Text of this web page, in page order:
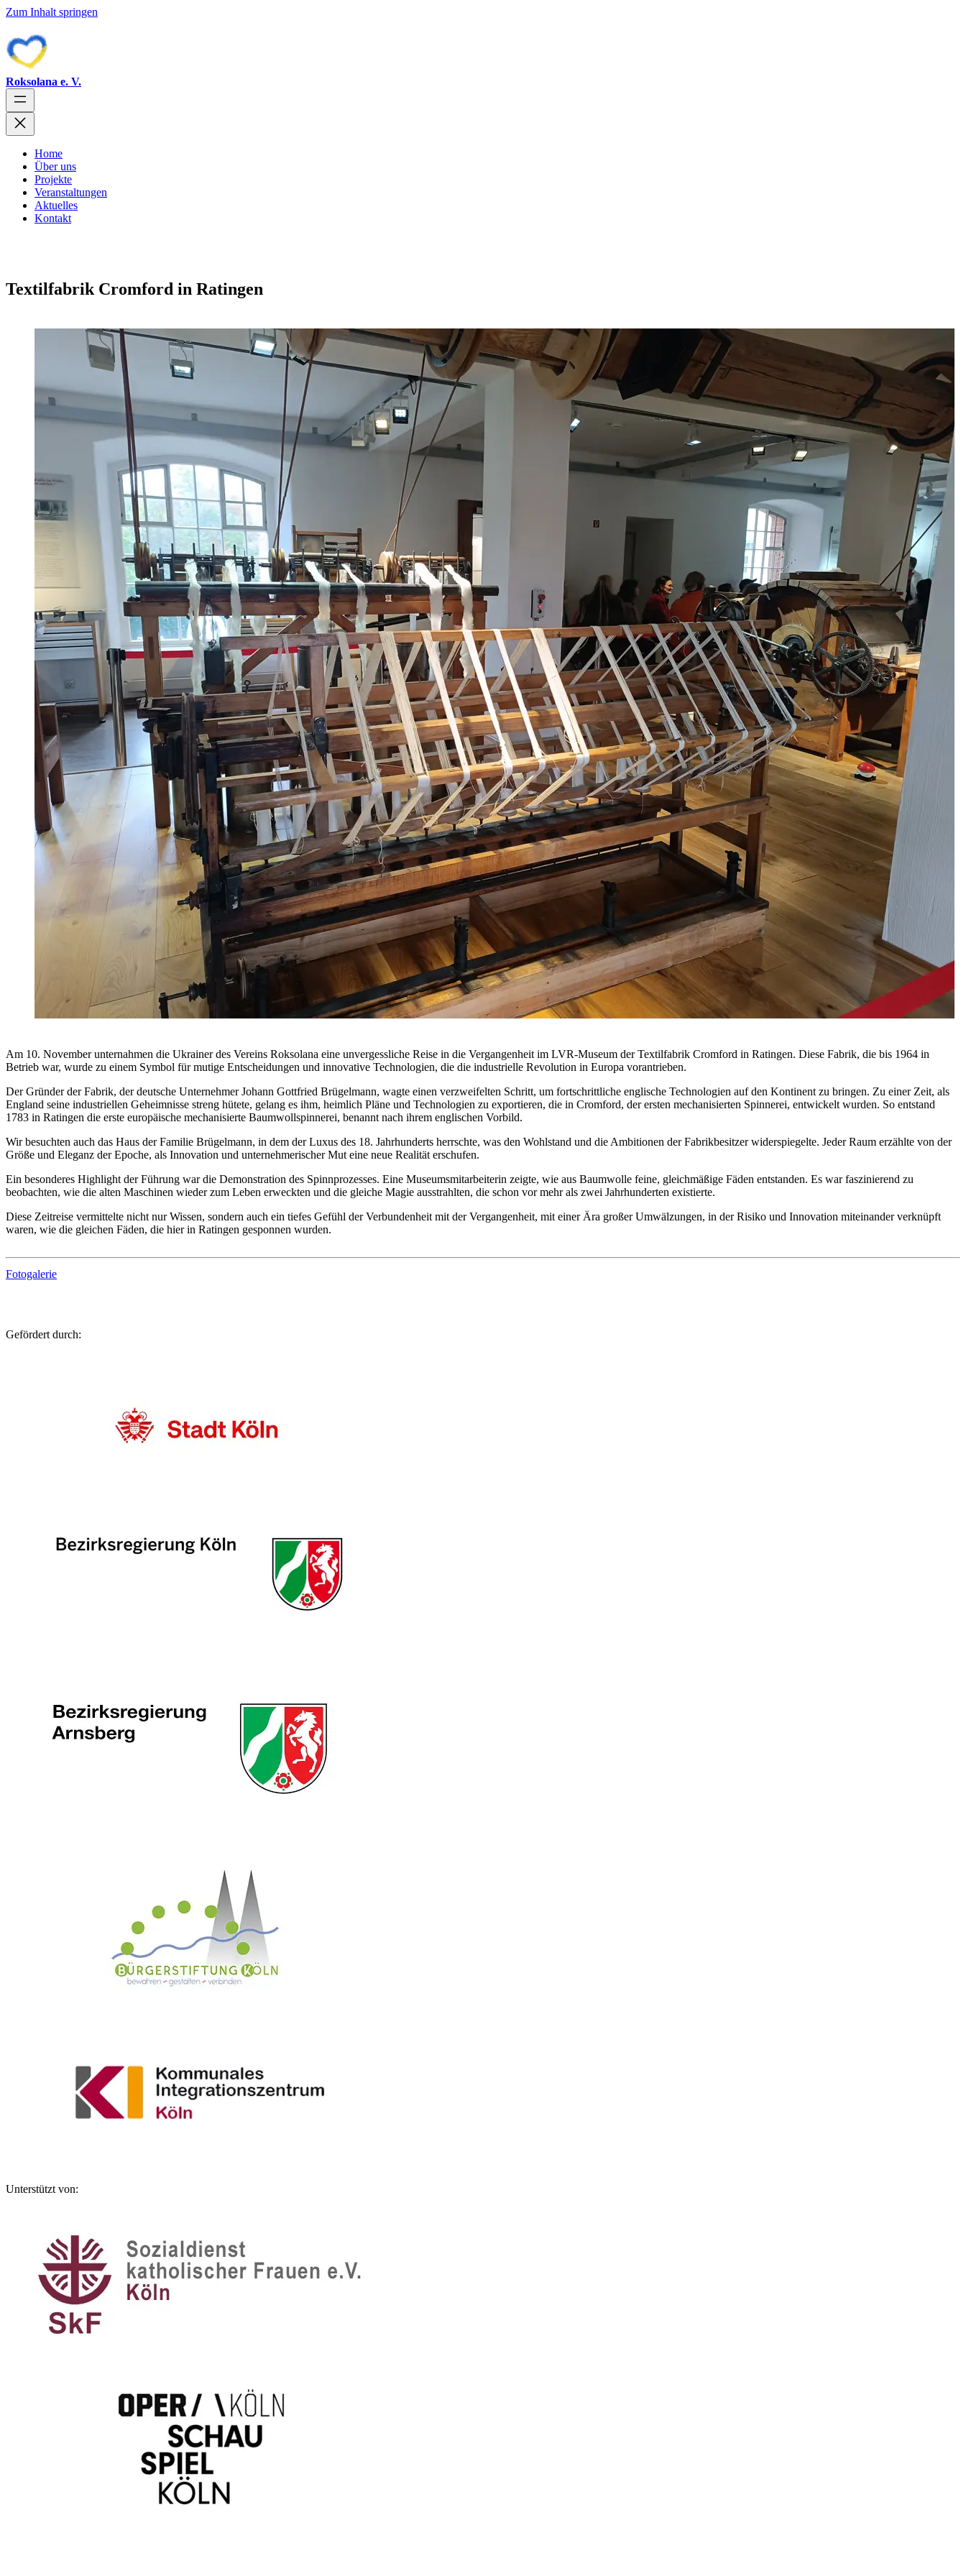
Zum Inhalt springen
Roksolana e. V.
Home
Über uns
Projekte
Veranstaltungen
Aktuelles
Kontakt
Textilfabrik Cromford in Ratingen
Am 10. November unternahmen die Ukrainer des Vereins Roksolana eine unvergessliche Reise in die Vergangenheit im LVR-Museum der Textilfabrik Cromford in Ratingen. Diese Fabrik, die bis 1964 in
Betrieb war, wurde zu einem Symbol für mutige Entscheidungen und innovative Technologien, die die industrielle Revolution in Europa vorantrieben.
Der Gründer der Fabrik, der deutsche Unternehmer Johann Gottfried Brügelmann, wagte einen verzweifelten Schritt, um fortschrittliche englische Technologien auf den Kontinent zu bringen. Zu einer Zeit, als
England seine industriellen Geheimnisse streng hütete, gelang es ihm, heimlich Pläne und Technologien zu exportieren, die in Cromford, der ersten mechanisierten Spinnerei, entwickelt wurden. So entstand
1783 in Ratingen die erste europäische mechanisierte Baumwollspinnerei, benannt nach ihrem englischen Vorbild.
Wir besuchten auch das Haus der Familie Brügelmann, in dem der Luxus des 18. Jahrhunderts herrschte, was den Wohlstand und die Ambitionen der Fabrikbesitzer widerspiegelte. Jeder Raum erzählte von der
Größe und Eleganz der Epoche, als Innovation und unternehmerischer Mut eine neue Realität erschufen.
Ein besonderes Highlight der Führung war die Demonstration des Spinnprozesses. Eine Museumsmitarbeiterin zeigte, wie aus Baumwolle feine, gleichmäßige Fäden entstanden. Es war faszinierend zu
beobachten, wie die alten Maschinen wieder zum Leben erweckten und die gleiche Magie ausstrahlten, die schon vor mehr als zwei Jahrhunderten existierte.
Diese Zeitreise vermittelte nicht nur Wissen, sondern auch ein tiefes Gefühl der Verbundenheit mit der Vergangenheit, mit einer Ära großer Umwälzungen, in der Risiko und Innovation miteinander verknüpft
waren, wie die gleichen Fäden, die hier in Ratingen gesponnen wurden.
Fotogalerie
Gefördert durch:
Unterstützt von: